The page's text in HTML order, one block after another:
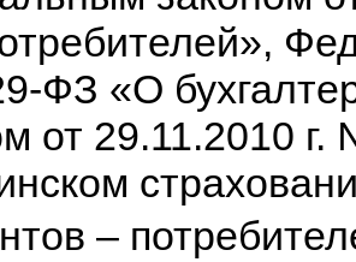
ФЗ «О
от 29.11.2010
–